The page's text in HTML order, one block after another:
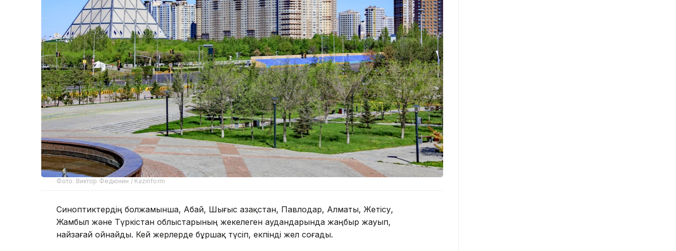
Фото: Виктор Федюнин / Kazinform
Синоптиктердің болжамынша, Абай, Шығыс Қазақстан, Павлодар, Алматы, Жетісу,
Жамбыл және Түркістан облыстарының жекелеген аудандарында жаңбыр жауып,
найзағай ойнайды. Кей жерлерде бұршақ түсіп, екпінді жел соғады.